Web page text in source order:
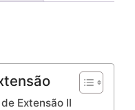
Extensão II